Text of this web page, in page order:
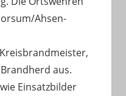
Ahsen-
aus.
Einsatzbilder